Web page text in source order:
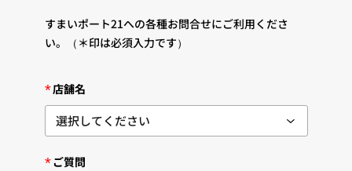
すまいポート21への各種お問合せにご利用くださ
い。
（＊印は必須入力です）
*店舗名
*ご質問